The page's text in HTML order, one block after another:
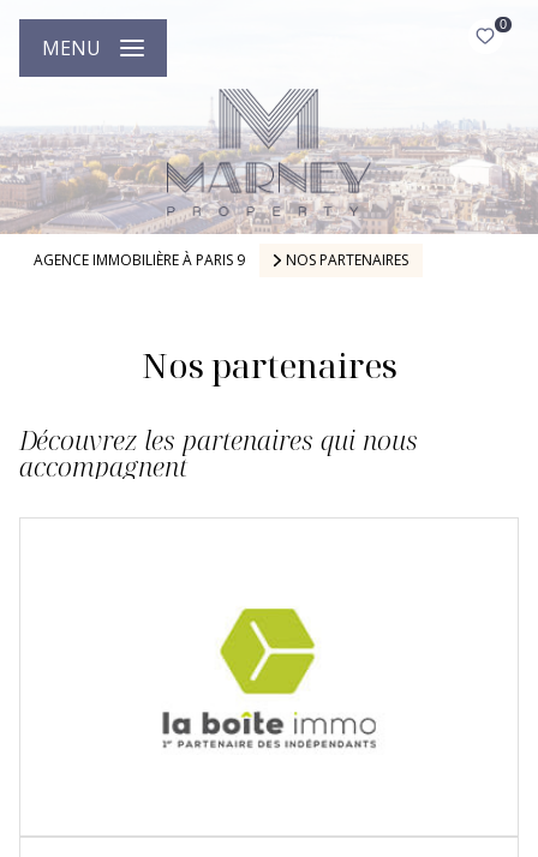
0
MENU
AGENCE IMMOBILIÈRE À PARIS 9 NOS PARTENAIRES
Nos partenaires
Découvrez les partenaires qui nous
accompagnent